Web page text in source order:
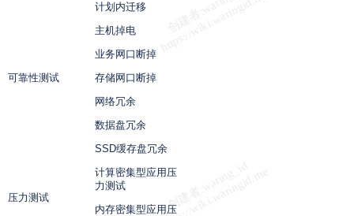
可靠性测试
计划内迁移
主机掉电
业务网口断掉
存储网口断掉
网络冗余
数据盘冗余
SSD缓存盘冗余
压力测试
计算密集型应用压
力测试
内存密集型应用压